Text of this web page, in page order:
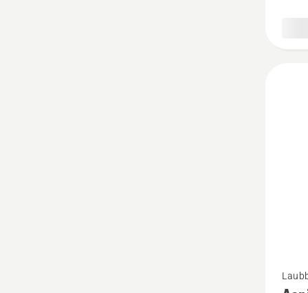
Mehr